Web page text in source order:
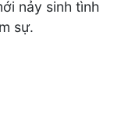
nảy sinh tình
sự.